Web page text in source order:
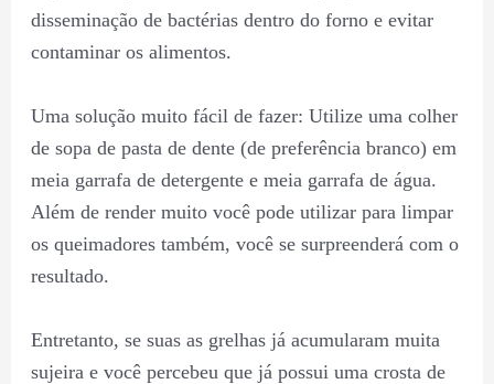
disseminação de bactérias dentro do forno e evitar
contaminar os alimentos.
Uma solução muito fácil de fazer: Utilize uma colher
de sopa de pasta de dente (de preferência branco) em
meia garrafa de detergente e meia garrafa de água.
Além de render muito você pode utilizar para limpar
os queimadores também, você se surpreenderá com o
resultado.
Entretanto, se suas as grelhas já acumularam muita
sujeira e você percebeu que já possui uma crosta de